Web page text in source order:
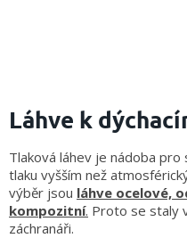
Požární
sport
Zdravotnické
vybavení
Láhve k
Tlaková láhev je nádoba
tlaku vyšším než
výběr jsou láhve ocelové,
kompozitní. Proto se staly
záchranáři.